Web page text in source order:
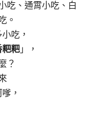
吃、通霄小吃、白
。
吃，
粑粑 」，
？
，